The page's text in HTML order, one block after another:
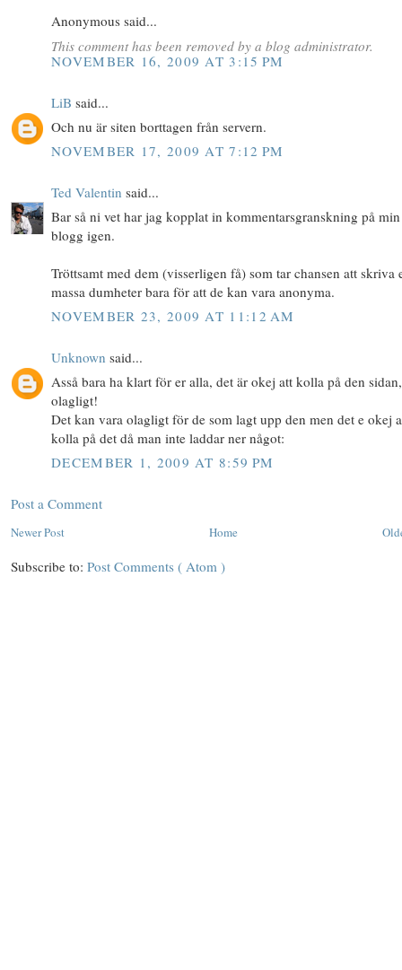
Anonymous said...
This comment has been removed by a blog administrator.
NOVEMBER 16, 2009 AT 3:15 PM
LiB said...
Och nu är siten borttagen från servern.
NOVEMBER 17, 2009 AT 7:12 PM
Ted Valentin said...
Bar så ni vet har jag kopplat in kommentarsgranskning på min
blogg igen.
Tröttsamt med dem (visserligen få) som tar chansen att skriva
massa dumheter bara för att de kan vara anonyma.
NOVEMBER 23, 2009 AT 11:12 AM
Unknown said...
Asså bara ha klart för er alla, det är okej att kolla på den
olagligt!
Det kan vara olagligt för de som lagt upp den men det e okej
kolla på det då man inte laddar ner något:
DECEMBER 1, 2009 AT 8:59 PM
Post a Comment
Newer Post Home
Subscribe to: Post Comments ( Atom )